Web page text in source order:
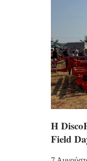
Η
Field